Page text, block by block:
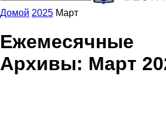
Домой 2025 Март
Ежемесячные
Архивы: Март